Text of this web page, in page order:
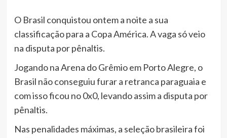
O Brasil conquistou ontem a noite a sua
classificação para a Copa América. A vaga só veio
na disputa por pênaltis.
Jogando na Arena do Grêmio em Porto Alegre, o
Brasil não conseguiu furar a retranca paraguaia e
com isso ficou no 0x0, levando assim a disputa por
pênaltis.
Nas penalidades máximas, a seleção brasileira foi